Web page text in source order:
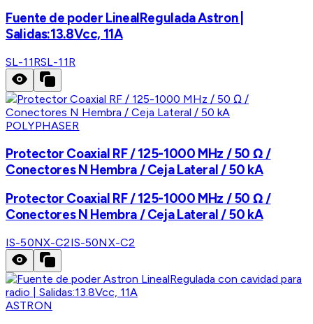
Fuente de poder LinealRegulada Astron |
Salidas:13.8Vcc, 11A
SL-11RSL-11R
POLYPHASER
Protector Coaxial RF / 125-1000 MHz / 50 Ω /
Conectores N Hembra / Ceja Lateral / 50 kA
Protector Coaxial RF / 125-1000 MHz / 50 Ω /
Conectores N Hembra / Ceja Lateral / 50 kA
IS-50NX-C2IS-50NX-C2
ASTRON